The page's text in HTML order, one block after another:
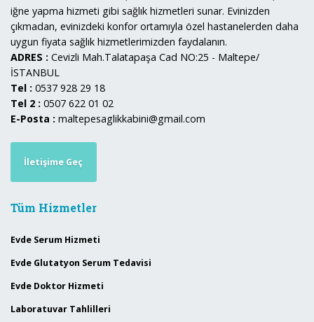
iğne yapma hizmeti gibi sağlık hizmetleri sunar. Evinizden
çıkmadan, evinizdeki konfor ortamıyla özel hastanelerden daha
uygun fiyata sağlık hizmetlerimizden faydalanın.
ADRES : Cevizli Mah.Talatapaşa Cad NO:25 - Maltepe/
İSTANBUL
Tel : 0537 928 29 18
Tel 2 : 0507 622 01 02
E-Posta : maltepesaglikkabini@gmail.com
İletişime Geç
Tüm Hizmetler
Evde Serum Hizmeti
Evde Glutatyon Serum Tedavisi
Evde Doktor Hizmeti
Laboratuvar Tahlilleri